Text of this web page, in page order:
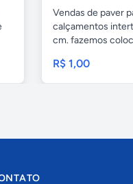
Vendas de paver
calçamentos
cm. fazemos
R$ 1,00